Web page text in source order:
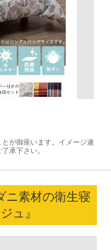
が御座います。イメージ違
承下さい。
ニ素材の衛生寝
ュ』